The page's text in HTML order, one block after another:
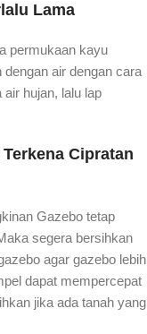
Lama
permukaan kayu
air dengan cara
hujan, lalu lap
Cipratan
Gazebo tetap
segera bersihkan
agar gazebo lebih
dapat mempercepat
jika ada tanah yang